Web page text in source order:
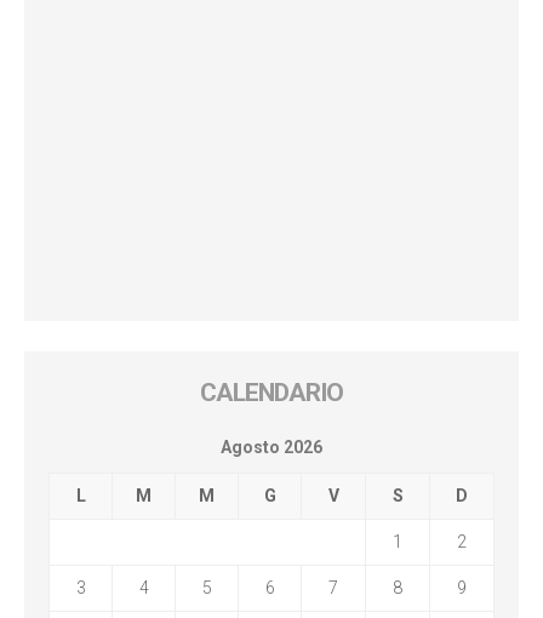
CALENDARIO
Agosto 2026
L M M G V S D
1 2
3 4 5 6 7 8 9